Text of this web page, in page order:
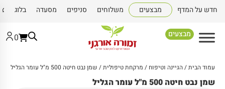
חדש על המדף מבצעים משלוחים סניפים מסעדה בלוג
מבצעים 0
עמוד הבית/הגיינה וטיפוח / מרקחת טיפולית/ שמן נבט חיטה 500 מ"ל עומר הגליל
שמן נבט חיטה 500 מ"ל עומר הגליל